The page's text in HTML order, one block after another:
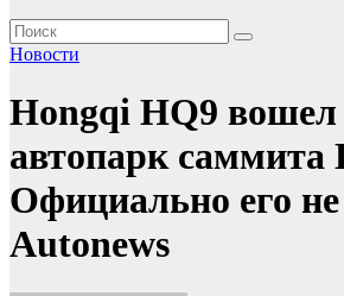
Новости
Hongqi HQ9 вошел
автопарк
Официально его
Autonews